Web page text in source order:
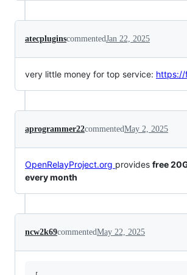
atecpluginscommentedJan 22, 2025
very little money for top service: https://
aprogrammer22commentedMay 2, 2025
OpenRelayProject.org provides free
every month
ncw2k69commentedMay 22, 2025